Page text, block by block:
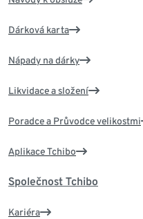
Dárková karta
Nápady na dárky
Likvidace a složení
Poradce a Průvodce velikostmi
Aplikace Tchibo
Společnost Tchibo
Kariéra